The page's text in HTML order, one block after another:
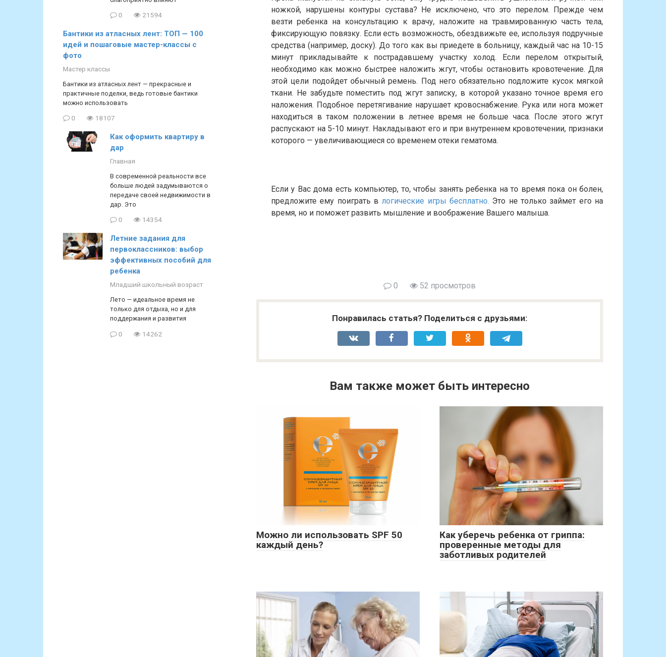
ножкой, нарушены контуры сустава? Не исключено, что это перелом. Прежде чем
везти ребенка на консультацию к врачу, наложите на травмированную часть тела,
фиксирующую повязку. Если есть возможность, обездвижьте ее, используя подручные
средства (например, доску). До того как вы приедете в больницу, каждый час на 10-15
минут прикладывайте к пострадавшему участку холод. Если перелом открытый,
необходимо как можно быстрее наложить жгут, чтобы остановить кровотечение. Для
этой цели подойдет обычный ремень. Под него обязательно подложите кусок мягкой
ткани. Не забудьте поместить под жгут записку, в которой указано точное время его
наложения. Подобное перетягивание нарушает кровоснабжение. Рука или нога может
находиться в таком положении в летнее время не больше часа. После этого жгут
распускают на 5-10 минут. Накладывают его и при внутреннем кровотечении, признаки
которого — увеличивающиеся со временем отеки гематома.
Если у Вас дома есть компьютер, то, чтобы занять ребенка на то время пока он болен,
предложите ему поиграть влогические игры бесплатно. Это не только займет его на
время, но и поможет развить мышление и воображение Вашего малыша.
0 52 просмотров
Понравилась статья? Поделиться с друзьями:
Вам также может быть интересно
Можно ли использовать SPF 50
каждый день?
Как уберечь ребенка от гриппа:
проверенные методы для
заботливых родителей
0 21594
Бантики из атласных лент: ТОП — 100
идей и пошаговые мастер-классы с
фото
Мастер классы
Бантики из атласных лент — прекрасные и
практичные поделки, ведь готовые бантики
можно использовать
0 18107
Как оформить квартиру в
дар
Главная
В современной реальности все
больше людей задумываются о
передаче своей недвижимости в
дар. Это
0 14354
Летние задания для
первоклассников: выбор
эффективных пособий для
ребенка
Младший школьный возраст
Лето — идеальное время не
только для отдыха, но и для
поддержания и развития
0 14262